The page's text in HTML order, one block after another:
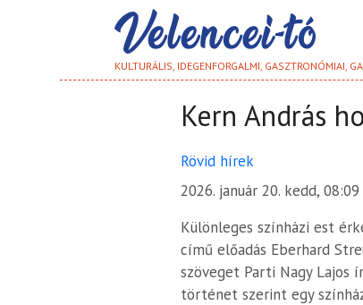
KULTURÁLIS, IDEGENFORGALMI, GASZTRONÓMIAI,
Kern András
Rövid hírek
2026. január 20. kedd, 08:09
Különleges színházi est
című előadás Eberhard
szöveget Parti Nagy Lajos
történet szerint egy